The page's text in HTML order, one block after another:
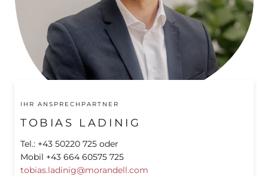
IHR ANSPRECHPARTNER
TOBIAS LADINIG
Tel.: +43 50220 725 oder
Mobil +43 664 60575 725
tobias.ladinig@morandell.com